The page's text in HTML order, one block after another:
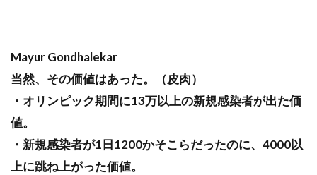
Mayur Gondhalekar
当然、その価値はあった。（皮肉）
・オリンピック期間に13万以上の新規感染者が出た価
値。
・新規感染者が1日1200かそこらだったのに、4000以
上に跳ね上がった価値。